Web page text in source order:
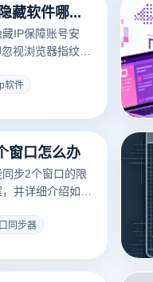
ip隐藏软件有哪些？ip隐藏软件哪个好用？
IP保障账号安
视浏览器指纹关
营风控难题，安
软件
窗口怎么办
步2个窗口的限
并详细介绍如何
卡顿。
同步器